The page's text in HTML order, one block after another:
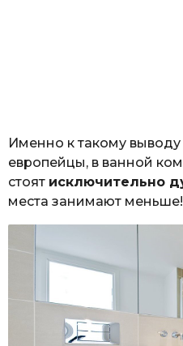
Именно к такому
европейцы, в ванной
стоят исключительно
места занимают меньше!